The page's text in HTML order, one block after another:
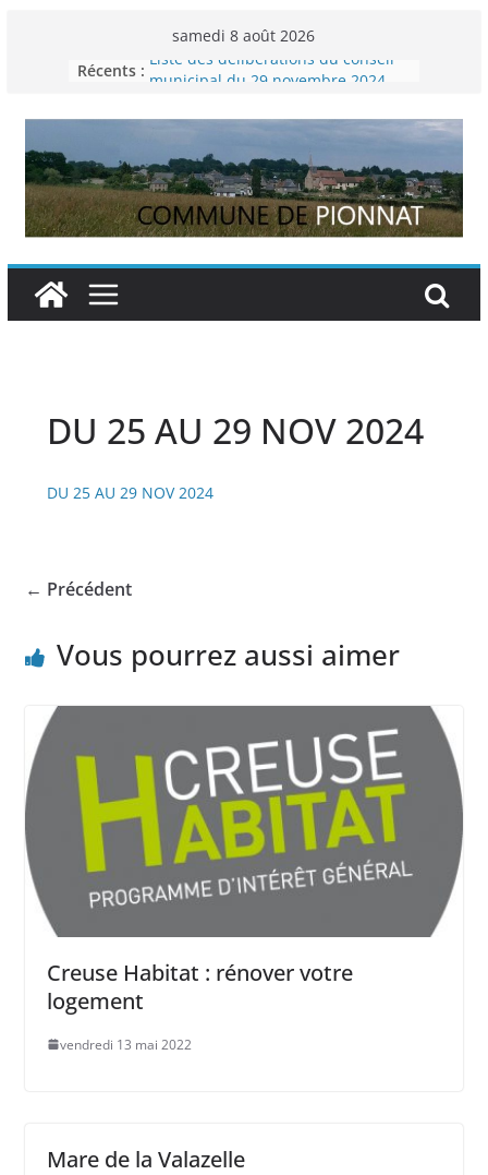
samedi 8 août 2026
Récents : Liste des délibérations du conseil
Voyager en Europe pour les jeunes
Enquête INSEE
Liste des délibérations du conseil
municipal en date du 5/12/2024
DU 25 AU 29 NOV 2024
DU 25 AU 29 NOV 2024
← Précédent
Vous pourrez aussi aimer
Creuse Habitat : rénover votre
logement
vendredi 13 mai 2022
Mare de la Valazelle